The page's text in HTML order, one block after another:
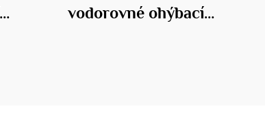
vodorovné ohýbací